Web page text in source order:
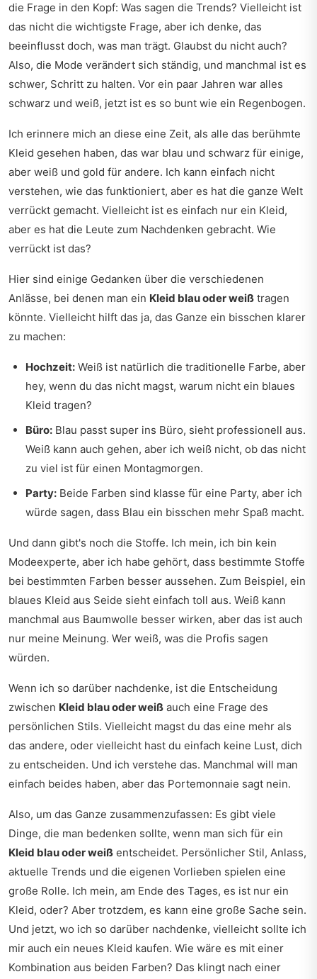
die Frage in den Kopf: Was sagen die Trends? Vielleicht ist
das nicht die wichtigste Frage, aber ich denke, das
beeinflusst doch, was man trägt. Glaubst du nicht auch?
Also, die Mode verändert sich ständig, und manchmal ist es
schwer, Schritt zu halten. Vor ein paar Jahren war alles
schwarz und weiß, jetzt ist es so bunt wie ein Regenbogen.
Ich erinnere mich an diese eine Zeit, als alle das berühmte
Kleid gesehen haben, das war blau und schwarz für einige,
aber weiß und gold für andere. Ich kann einfach nicht
verstehen, wie das funktioniert, aber es hat die ganze Welt
verrückt gemacht. Vielleicht ist es einfach nur ein Kleid,
aber es hat die Leute zum Nachdenken gebracht. Wie
verrückt ist das?
Hier sind einige Gedanken über die verschiedenen
Anlässe, bei denen man ein Kleid blau oder weiß tragen
könnte. Vielleicht hilft das ja, das Ganze ein bisschen klarer
zu machen:
Hochzeit: Weiß ist natürlich die traditionelle Farbe, aber
hey, wenn du das nicht magst, warum nicht ein blaues
Kleid tragen?
Büro: Blau passt super ins Büro, sieht professionell aus.
Weiß kann auch gehen, aber ich weiß nicht, ob das nicht
zu viel ist für einen Montagmorgen.
Party: Beide Farben sind klasse für eine Party, aber ich
würde sagen, dass Blau ein bisschen mehr Spaß macht.
Und dann gibt's noch die Stoffe. Ich mein, ich bin kein
Modeexperte, aber ich habe gehört, dass bestimmte Stoffe
bei bestimmten Farben besser aussehen. Zum Beispiel, ein
blaues Kleid aus Seide sieht einfach toll aus. Weiß kann
manchmal aus Baumwolle besser wirken, aber das ist auch
nur meine Meinung. Wer weiß, was die Profis sagen
würden.
Wenn ich so darüber nachdenke, ist die Entscheidung
zwischen Kleid blau oder weiß auch eine Frage des
persönlichen Stils. Vielleicht magst du das eine mehr als
das andere, oder vielleicht hast du einfach keine Lust, dich
zu entscheiden. Und ich verstehe das. Manchmal will man
einfach beides haben, aber das Portemonnaie sagt nein.
Also, um das Ganze zusammenzufassen: Es gibt viele
Dinge, die man bedenken sollte, wenn man sich für ein
Kleid blau oder weiß entscheidet. Persönlicher Stil, Anlass,
aktuelle Trends und die eigenen Vorlieben spielen eine
große Rolle. Ich mein, am Ende des Tages, es ist nur ein
Kleid, oder? Aber trotzdem, es kann eine große Sache sein.
Und jetzt, wo ich so darüber nachdenke, vielleicht sollte ich
mir auch ein neues Kleid kaufen. Wie wäre es mit einer
Kombination aus beiden Farben? Das klingt nach einer